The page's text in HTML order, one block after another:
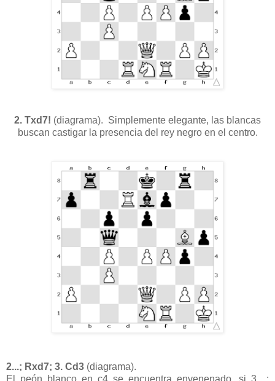
2. Txd7! (diagrama). Simplemente elegante, las blancas
buscan castigar la presencia del rey negro en el centro.
2...; Rxd7; 3. Cd3 (diagrama).
El peón blanco en c4 se encuentra envenenado, si 3…;